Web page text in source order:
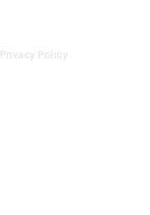
Privacy Policy